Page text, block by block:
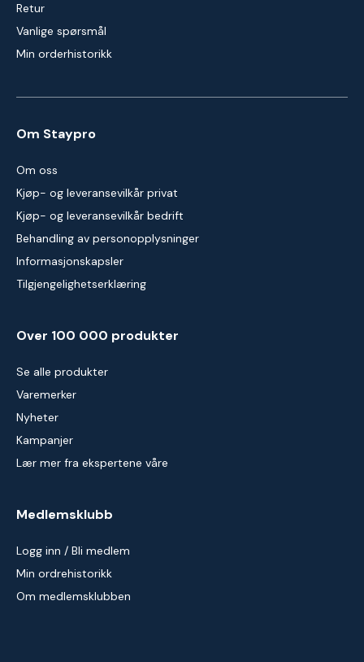
Retur
Vanlige spørsmål
Min orderhistorikk
Om Staypro
Om oss
Kjøp- og leveransevilkår privat
Kjøp- og leveransevilkår bedrift
Behandling av personopplysninger
Informasjonskapsler
Tilgjengelighetserklæring
Over 100 000 produkter
Se alle produkter
Varemerker
Nyheter
Kampanjer
Lær mer fra ekspertene våre
Medlemsklubb
Logg inn / Bli medlem
Min ordrehistorikk
Om medlemsklubben